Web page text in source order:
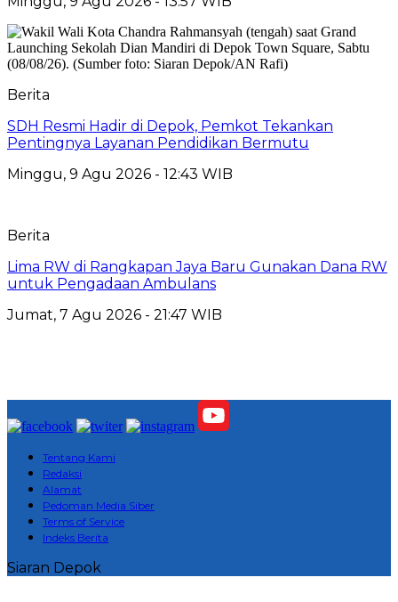
Berita
SDH Resmi Hadir di Depok, Pemkot Tekankan
Pentingnya Layanan Pendidikan Bermutu
Minggu, 9 Agu 2026 - 12:43 WIB
Berita
Lima RW di Rangkapan Jaya Baru Gunakan Dana RW
untuk Pengadaan Ambulans
Jumat, 7 Agu 2026 - 21:47 WIB
Tentang Kami
Redaksi
Alamat
Pedoman Media Siber
Terms of Service
Indeks Berita
Siaran Depok